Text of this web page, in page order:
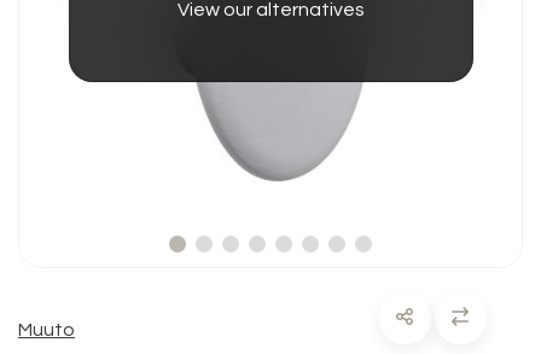
View our alternatives
Muuto